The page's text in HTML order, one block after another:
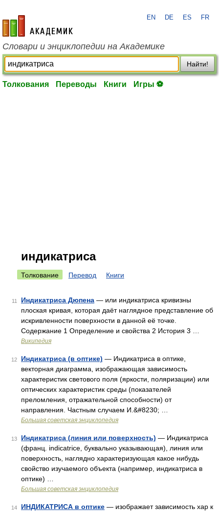
academic.ru
EN DE ES FR
Словари и энциклопедии на Академике
Найти!
Толкования Переводы Книги Игры ⚽
индикатриса
Толкование Перевод Книги
11 Индикатриса Дюпена — или индикатриса кривизны
плоская кривая, которая даёт наглядное представление об
искривленности поверхности в данной её точке.
Содержание 1 Определение и свойства 2 История 3 …
Википедия
12 Индикатриса (в оптике) — Индикатриса в оптике,
векторная диаграмма, изображающая зависимость
характеристик светового поля (яркости, поляризации) или
оптических характеристик среды (показателей
преломления, отражательной способности) от
направления. Частным случаем И.&#8230; …
Большая советская энциклопедия
13 Индикатриса (линия или поверхность) — Индикатриса
(франц. indicatrice, буквально указывающая), линия или
поверхность, наглядно характеризующая какое нибудь
свойство изучаемого объекта (например, индикатриса в
оптике) …
Большая советская энциклопедия
14 ИНДИКАТРИСА в оптике — изображает зависимость хар к